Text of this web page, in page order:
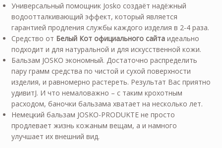
Универсальный помощник Josko создаёт надёжный
водоотталкивающий эффект, который является
гарантией продления службы каждого изделия в 2-4 раза.
Средство от Белый Кот официального сайта идеально
подходит и для натуральной и для искусственной кожи.
Бальзам JOSKO экономный. Достаточно распределить
пару грамм средства по чистой и сухой поверхности
изделия, и равномерно растереть. Результат Вас приятно
удивитJ. И что немаловажно – с таким крохотным
расходом, баночки бальзама хватает на несколько лет.
Немецкий бальзам JOSKO-PRODUKTE не просто
продлевает жизнь кожаным вещам, а и намного
улучшает их внешний вид.